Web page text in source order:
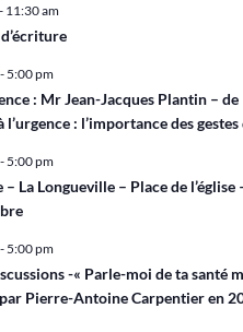
- 11:30 am
- 5:00 pm
: Mr Jean-Jacques Plantin – de
l’urgence : l’importance des
- 5:00 pm
– La Longueville – Place de l’église
- 5:00 pm
-« Parle-moi de ta santé
Pierre-Antoine Carpentier en